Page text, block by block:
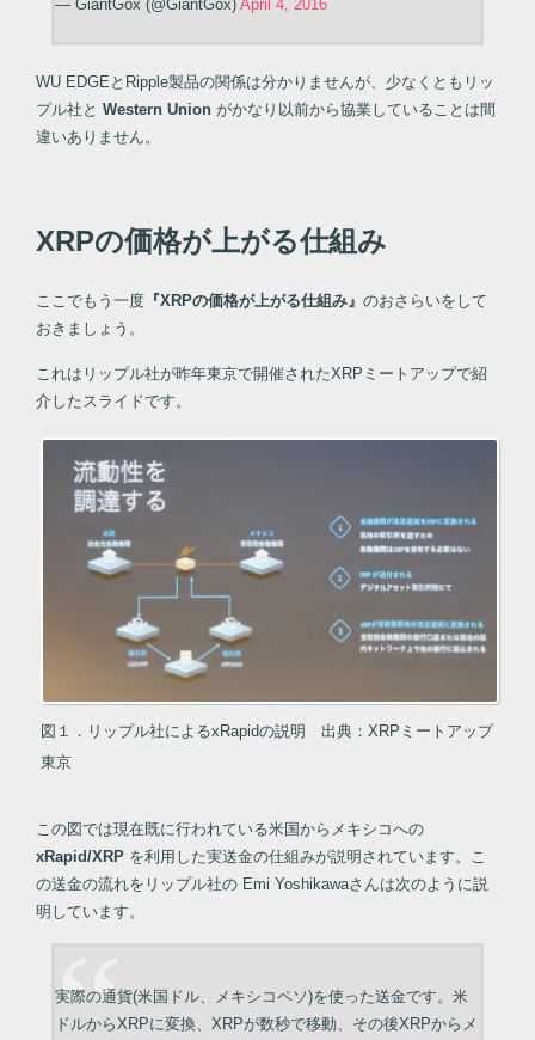
— GiantGox (@GiantGox) April 4, 2016
WU EDGEとRipple製品の関係は分かりませんが、少なくともリッ
プル社と Western Union がかなり以前から協業していることは間
違いありません。
XRPの価格が上がる仕組み
ここでもう一度 『XRPの価格が上がる仕組み』 のおさらいをして
おきましょう。
これはリップル社が昨年東京で開催されたXRPミートアップで紹
介したスライドです。
図１．リップル社によるxRapidの説明 出典：XRPミートアップ
東京
この図では現在既に行われている米国からメキシコへの
xRapid/XRP を利用した実送金の仕組みが説明されています。こ
の送金の流れをリップル社の Emi Yoshikawaさんは次のように説
明しています。
実際の通貨(米国ドル、メキシコペソ)を使った送金です。米
ドルからXRPに変換、XRPが数秒で移動、その後XRPからメ